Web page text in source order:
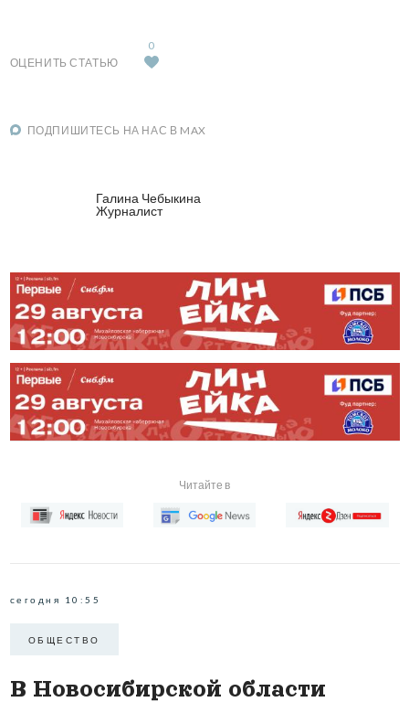
ОЦЕНИТЬ СТАТЬЮ
0
ПОДПИШИТЕСЬ НА НАС В MAX
Галина Чебыкина
Журналист
Читайте в
сегодня 10:55
ОБЩЕСТВО
В Новосибирской области